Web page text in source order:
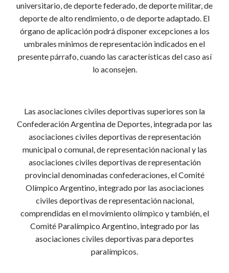
universitario, de deporte federado, de deporte militar, de
deporte de alto rendimiento, o de deporte adaptado. El
órgano de aplicación podrá disponer excepciones a los
umbrales mínimos de representación indicados en el
presente párrafo, cuando las características del caso así
lo aconsejen.
Las asociaciones civiles deportivas superiores son la
Confederación Argentina de Deportes, integrada por las
asociaciones civiles deportivas de representación
municipal o comunal, de representación nacional y las
asociaciones civiles deportivas de representación
provincial denominadas confederaciones, el Comité
Olímpico Argentino, integrado por las asociaciones
civiles deportivas de representación nacional,
comprendidas en el movimiento olímpico y también, el
Comité Paralímpico Argentino, integrado por las
asociaciones civiles deportivas para deportes
paralímpicos.